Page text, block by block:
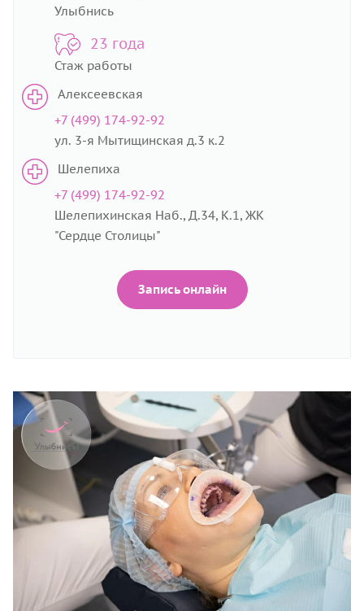
Улыбнись
23 года
Стаж работы
Алексеевская
+7 (499) 174-92-92
ул. 3-я Мытищинская д.3 к.2
Шелепиха
+7 (499) 174-92-92
Шелепихинская Наб., Д.34, К.1, ЖК
"Сердце Столицы"
Запись онлайн